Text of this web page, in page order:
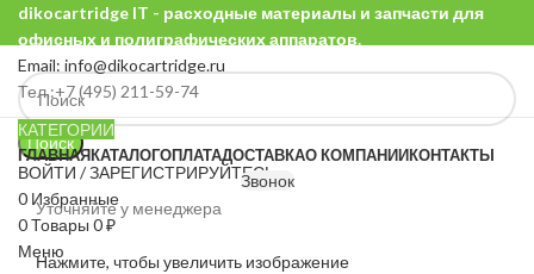
dikocartridge IT - расходные материалы и запчасти для
офисных и полиграфических аппаратов.
Email: info@dikocartridge.ru
Тел.:+7 (495) 211-59-74
Поиск
ВОЙТИ / ЗАРЕГИСТРИРУЙТЕСЬ
0 Избранные
0Товары 0₽
Меню
КАТЕГОРИИ
ГЛАВНАЯКАТАЛОГОПЛАТАДОСТАВКАО КОМПАНИИКОНТАКТЫ
Звонок
Уточняйте у менеджера
Нажмите, чтобы увеличить изображение